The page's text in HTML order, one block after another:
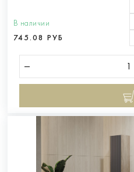
В наличии
745.08 РУБ